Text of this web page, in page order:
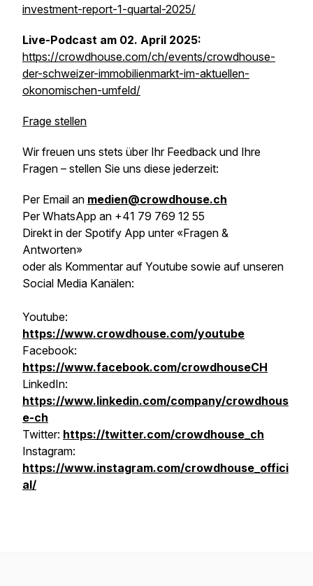
investment-report-1-quartal-2025/
Live-Podcast am 02. April 2025:
https://crowdhouse.com/ch/events/crowdhouse-
der-schweizer-immobilienmarkt-im-aktuellen-
okonomischen-umfeld/
Frage stellen
Wir freuen uns stets über Ihr Feedback und Ihre
Fragen – stellen Sie uns diese jederzeit:
Per Email an medien@crowdhouse.ch
Per WhatsApp an +41 79 769 12 55
Direkt in der Spotify App unter «Fragen &
Antworten»
oder als Kommentar auf Youtube sowie auf unseren
Social Media Kanälen:
Youtube:
https://www.crowdhouse.com/youtube
Facebook:
https://www.facebook.com/crowdhouseCH
LinkedIn:
https://www.linkedin.com/company/crowdhous
e-ch
Twitter: https://twitter.com/crowdhouse_ch
Instagram:
https://www.instagram.com/crowdhouse_offici
al/